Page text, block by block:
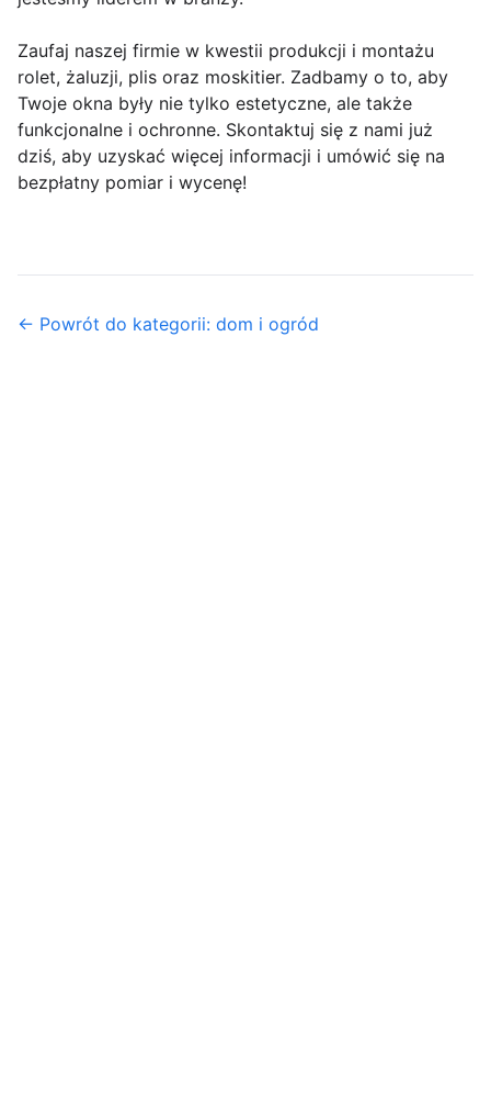
Zaufaj naszej firmie w kwestii produkcji i montażu
rolet, żaluzji, plis oraz moskitier. Zadbamy o to, aby
Twoje okna były nie tylko estetyczne, ale także
funkcjonalne i ochronne. Skontaktuj się z nami już
dziś, aby uzyskać więcej informacji i umówić się na
bezpłatny pomiar i wycenę!
← Powrót do kategorii: dom i ogród